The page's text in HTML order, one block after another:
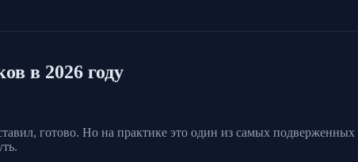
в 2026 году
готово. Но на практике это один из самых